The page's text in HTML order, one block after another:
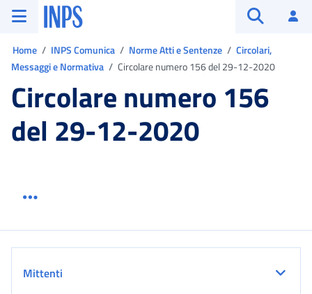
Vai al menu principale
Vai al contenuto principale
Vai al pie' di pagina
INPS ()
Home INPS Comunica Norme Atti e Sentenze
Circolari,
Messaggi e Normativa
Circolare numero 156 del 29-12-2020
Circolare numero 156
del 29-12-2020
Mittenti